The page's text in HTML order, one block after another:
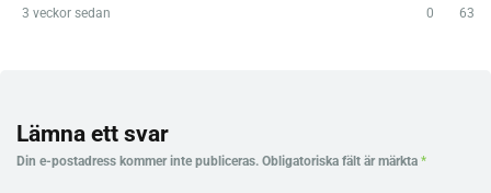
3 veckor sedan 0 63
Lämna ett svar
Din e-postadress kommer inte publiceras. Obligatoriska fält är märkta *